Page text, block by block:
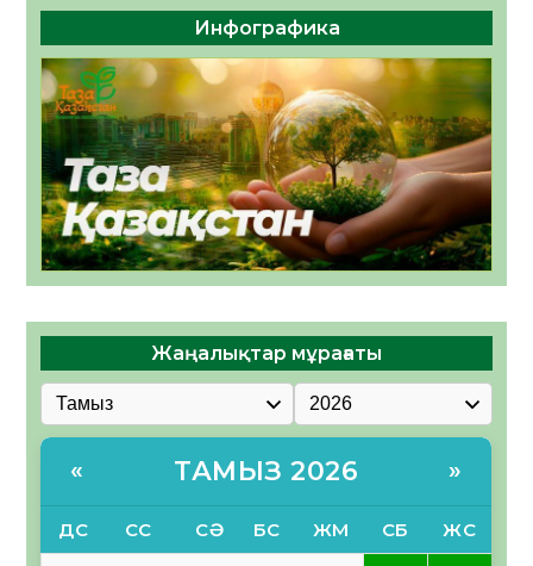
Инфографика
Жаңалықтар мұрағаты
« ТАМЫЗ 2026 »
ДС СС СӘ БС ЖМ СБ ЖС